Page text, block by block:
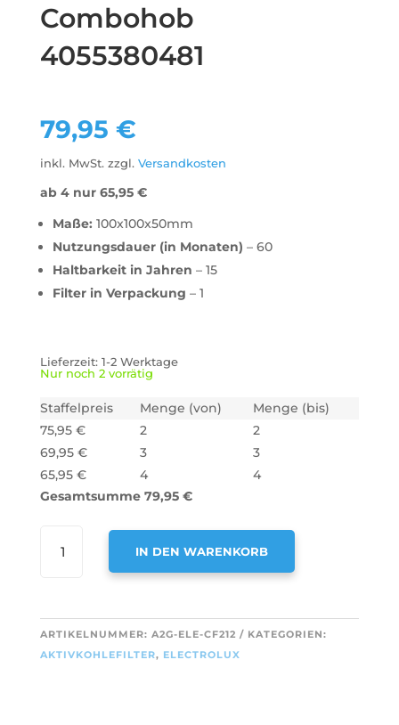
Combohob
4055380481
79,95 €
inkl. MwSt. zzgl. Versandkosten
ab 4 nur 65,95 €
Maße: 100x100x50mm
Nutzungsdauer (in Monaten) – 60
Haltbarkeit in Jahren – 15
Filter in Verpackung – 1
Lieferzeit: 1-2 Werktage
Nur noch 2 vorrätig
Staffelpreis Menge (von)
Menge (bis)
75,95 € 2
2
69,95 € 3
3
65,95 € 4
4
Gesamtsumme 79,95 €
REGENERIERBARER
AKTIVKOHLEFILTER
ERSATZ
FÜR
ELECTROLUX
IN DEN WARENKORB
T
E
ARTIKELNUMMER: A2G-ELE-CF212
KATEGORIEN:
AKTIVKOHLEFILTER, ELECTROLUX